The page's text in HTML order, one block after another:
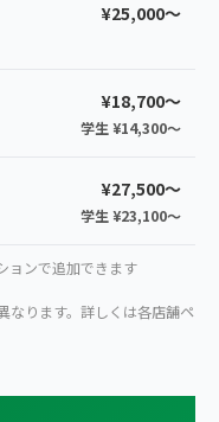
¥25,000〜
¥18,700〜
学生 ¥14,300〜
¥27,500〜
学生 ¥23,100〜
ョンで追加できます
なります。詳しくは各店舗ペ